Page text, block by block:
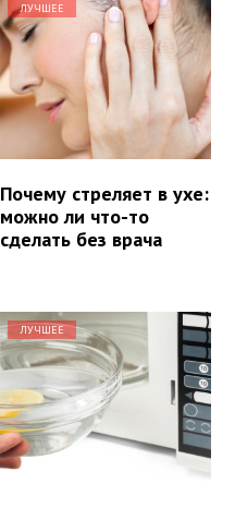
ЛУЧШЕЕ
Почему стреляет в ухе:
можно ли что-то
сделать без врача
ЛУЧШЕЕ